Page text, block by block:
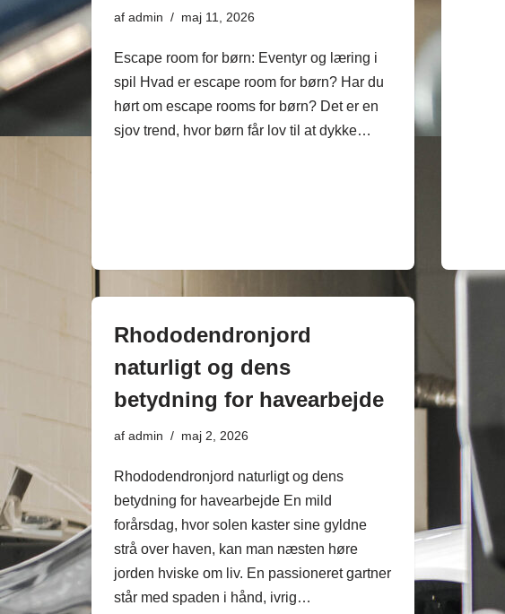
af admin maj 11, 2026
Escape room for børn: Eventyr og læring i
spil Hvad er escape room for børn? Har du
hørt om escape rooms for børn? Det er en
sjov trend, hvor børn får lov til at dykke…
Rhododendronjord
naturligt og dens
betydning for havearbejde
af admin maj 2, 2026
Rhododendronjord naturligt og dens
betydning for havearbejde En mild
forårsdag, hvor solen kaster sine gyldne
strå over haven, kan man næsten høre
jorden hviske om liv. En passioneret gartner
står med spaden i hånd, ivrig…